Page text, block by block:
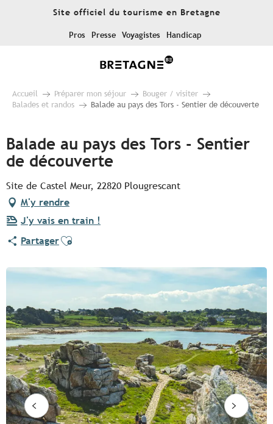
Site officiel du tourisme en Bretagne
Pros Presse Voyagistes Handicap
Accueil Préparer mon séjour
Bouger / visiter
Balades et randos
Balade au pays des Tors - Sentier de découverte
Balade au pays des Tors - Sentier
de découverte
Site de Castel Meur, 22820 Plougrescant
M'y rendre
J'y vais en train !
PartagerAjouter aux favoris